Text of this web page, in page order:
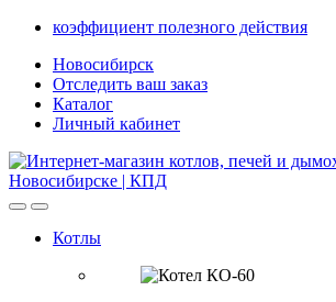
Skip
navigation
Skip
content
коэффициент полезного действия
Новосибирск
Отследить ваш заказ
Каталог
Личный кабинет
OpenClose
Котлы